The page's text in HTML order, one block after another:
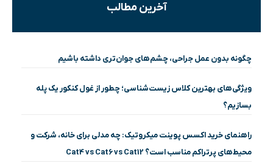
آخرین مطالب
چگونه بدون عمل جراحی، چشم‌های جوان‌تری داشته باشیم
ویژگی‌های بهترین کلاس زیست‌شناسی؛ چطور از غول کنکور یک پله
بسازیم؟
راهنمای خرید اکسس پوینت میکروتیک: چه مدلی برای خانه، شرکت و
محیط‌های پرتراکم مناسب است؟ Cat4 vs Cat6 vs Cat12